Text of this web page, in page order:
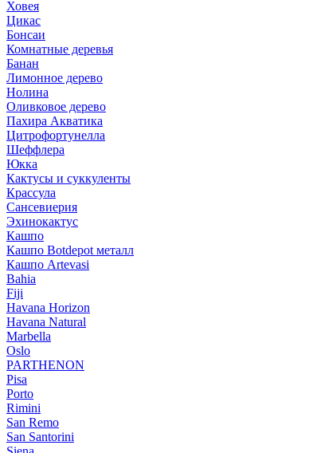
Ховея
Цикас
Бонсаи
Комнатные деревья
Банан
Лимонное дерево
Нолина
Оливковое дерево
Пахира Акватика
Цитрофортунелла
Шеффлера
Юкка
Кактусы и суккуленты
Крассула
Сансевиерия
Эхинокактус
Кашпо
Кашпо Botdepot металл
Кашпо Artevasi
Bahia
Fiji
Havana Horizon
Havana Natural
Marbella
Oslo
PARTHENON
Pisa
Porto
Rimini
San Remo
San Santorini